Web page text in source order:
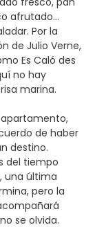
afrutado…
Por la
de Julio Verne,
Es Caló des
no hay
marina.
de haber
destino.
del tiempo
una última
pero la
se olvida.